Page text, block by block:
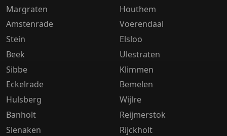
Margraten
Amstenrade
Stein
Beek
Sibbe
Eckelrade
Hulsberg
Banholt
Slenaken
Houthem
Voerendaal
Elsloo
Ulestraten
Klimmen
Bemelen
Wijlre
Reijmerstok
Rijckholt